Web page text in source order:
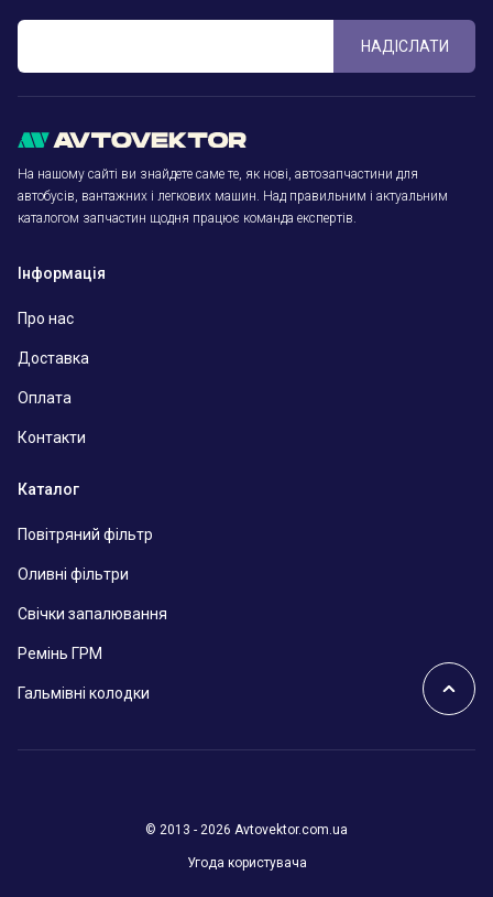
НАДІСЛАТИ
На нашому сайті ви знайдете саме те, як нові, автозапчастини для
автобусів, вантажних і легкових машин. Над правильним і актуальним
каталогом запчастин щодня працює команда експертів.
Інформація
Про нас
Доставка
Оплата
Контакти
Каталог
Повітряний фільтр
Оливні фільтри
Свічки запалювання
Ремінь ГРМ
Гальмівні колодки
© 2013 - 2026 Avtovektor.com.ua
Угода користувача